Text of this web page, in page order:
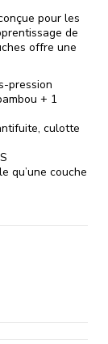
pour les
de
offre une
pression
+ 1
culotte
qu’une couche